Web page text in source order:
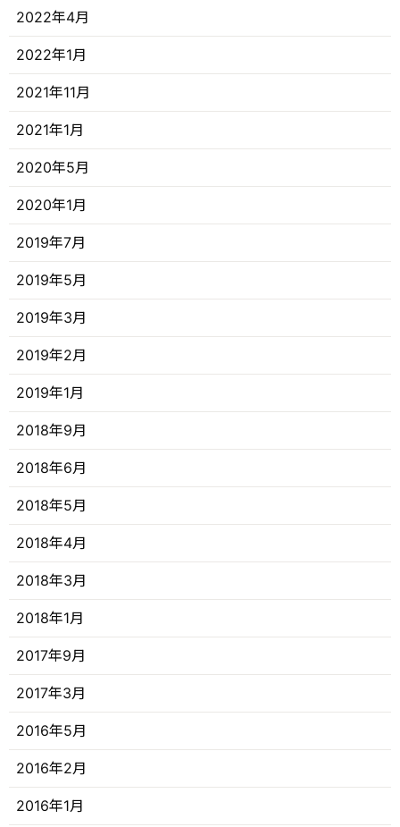
2022年4月
2022年1月
2021年11月
2021年1月
2020年5月
2020年1月
2019年7月
2019年5月
2019年3月
2019年2月
2019年1月
2018年9月
2018年6月
2018年5月
2018年4月
2018年3月
2018年1月
2017年9月
2017年3月
2016年5月
2016年2月
2016年1月